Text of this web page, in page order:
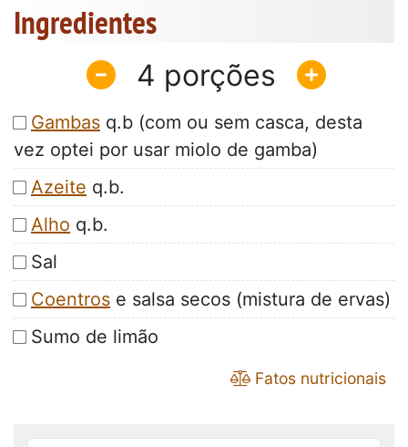
Ingredientes
4
Gambas q.b (com ou sem casca, desta
vez optei por usar miolo de gamba)
Azeite q.b.
Alho q.b.
Sal
Coentros e salsa secos (mistura de ervas)
Sumo de limão
Fatos nutricionais